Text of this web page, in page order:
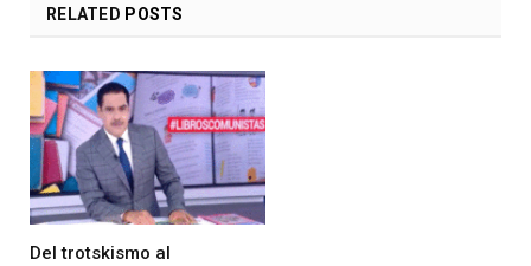
RELATED POSTS
Del trotskismo al